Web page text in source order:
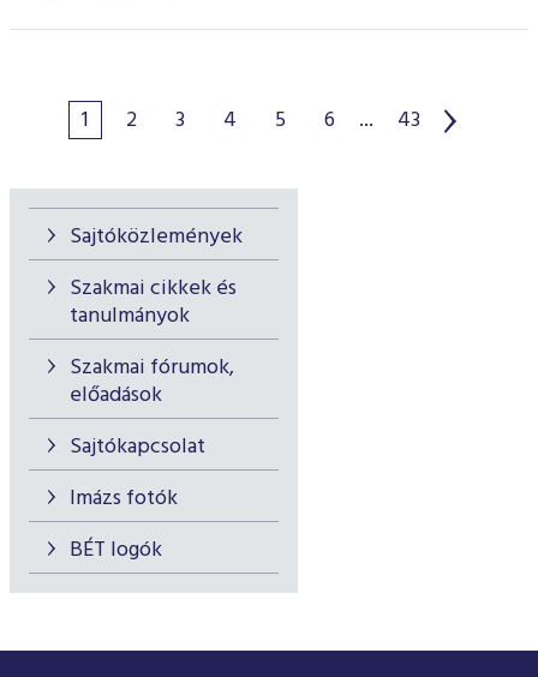
Sajtóközlemények
Szakmai cikkek és
tanulmányok
Szakmai fórumok,
előadások
Sajtókapcsolat
Imázs fotók
BÉT logók
1 2 3 4 5 6 ... 43